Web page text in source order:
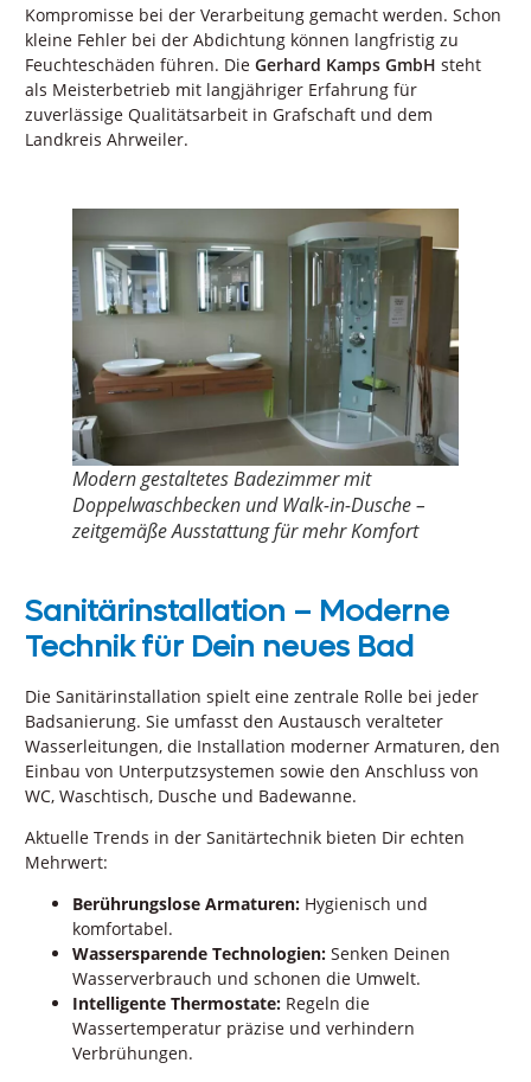
Kompromisse bei der Verarbeitung gemacht werden. Schon
kleine Fehler bei der Abdichtung können langfristig zu
Feuchteschäden führen. Die Gerhard Kamps GmbH steht
als Meisterbetrieb mit langjähriger Erfahrung für
zuverlässige Qualitätsarbeit in Grafschaft und dem
Landkreis Ahrweiler.
Modern gestaltetes Badezimmer mit
Doppelwaschbecken und Walk-in-Dusche –
zeitgemäße Ausstattung für mehr Komfort
Sanitärinstallation – Moderne
Technik für Dein neues Bad
Die Sanitärinstallation spielt eine zentrale Rolle bei jeder
Badsanierung. Sie umfasst den Austausch veralteter
Wasserleitungen, die Installation moderner Armaturen, den
Einbau von Unterputzsystemen sowie den Anschluss von
WC, Waschtisch, Dusche und Badewanne.
Aktuelle Trends in der Sanitärtechnik bieten Dir echten
Mehrwert:
Berührungslose Armaturen: Hygienisch und
komfortabel.
Wassersparende Technologien: Senken Deinen
Wasserverbrauch und schonen die Umwelt.
Intelligente Thermostate: Regeln die
Wassertemperatur präzise und verhindern
Verbrühungen.